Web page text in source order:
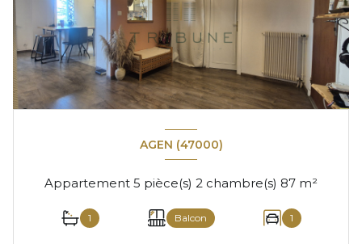
AGEN (47000)
Appartement 5 pièce(s) 2 chambre(s) 87 m²
1 Balcon 1